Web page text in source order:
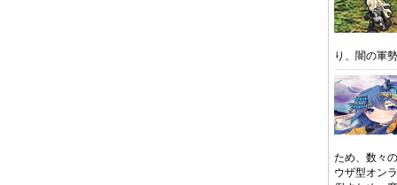
り、闇の軍
ため、数々
ウザ型オン